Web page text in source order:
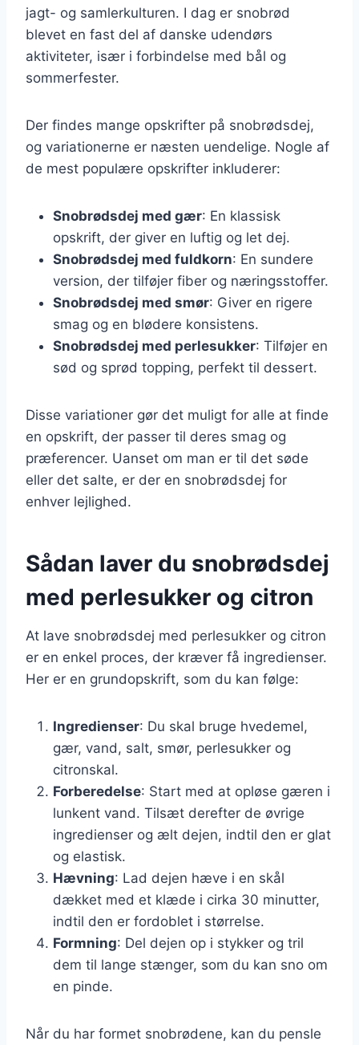
jagt- og samlerkulturen. I dag er snobrød
blevet en fast del af danske udendørs
aktiviteter, især i forbindelse med bål og
sommerfester.
Der findes mange opskrifter på snobrødsdej,
og variationerne er næsten uendelige. Nogle af
de mest populære opskrifter inkluderer:
Snobrødsdej med gær: En klassisk
opskrift, der giver en luftig og let dej.
Snobrødsdej med fuldkorn: En sundere
version, der tilføjer fiber og næringsstoffer.
Snobrødsdej med smør: Giver en rigere
smag og en blødere konsistens.
Snobrødsdej med perlesukker: Tilføjer en
sød og sprød topping, perfekt til dessert.
Disse variationer gør det muligt for alle at finde
en opskrift, der passer til deres smag og
præferencer. Uanset om man er til det søde
eller det salte, er der en snobrødsdej for
enhver lejlighed.
Sådan laver du snobrødsdej
med perlesukker og citron
At lave snobrødsdej med perlesukker og citron
er en enkel proces, der kræver få ingredienser.
Her er en grundopskrift, som du kan følge:
Ingredienser: Du skal bruge hvedemel,
gær, vand, salt, smør, perlesukker og
citronskal.
Forberedelse: Start med at opløse gæren i
lunkent vand. Tilsæt derefter de øvrige
ingredienser og ælt dejen, indtil den er glat
og elastisk.
Hævning: Lad dejen hæve i en skål
dækket med et klæde i cirka 30 minutter,
indtil den er fordoblet i størrelse.
Formning: Del dejen op i stykker og tril
dem til lange stænger, som du kan sno om
en pinde.
Når du har formet snobrødene, kan du pensle